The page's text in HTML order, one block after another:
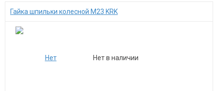
Гайка шпильки колесной М23 KRK
Нет в наличии